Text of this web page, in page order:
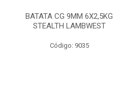
BATATA CG 9MM 6X2,5KG
STEALTH LAMBWEST
Código: 9035